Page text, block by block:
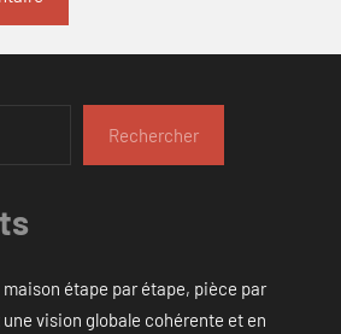
Rechercher
étape par étape, pièce par
vision globale cohérente et en